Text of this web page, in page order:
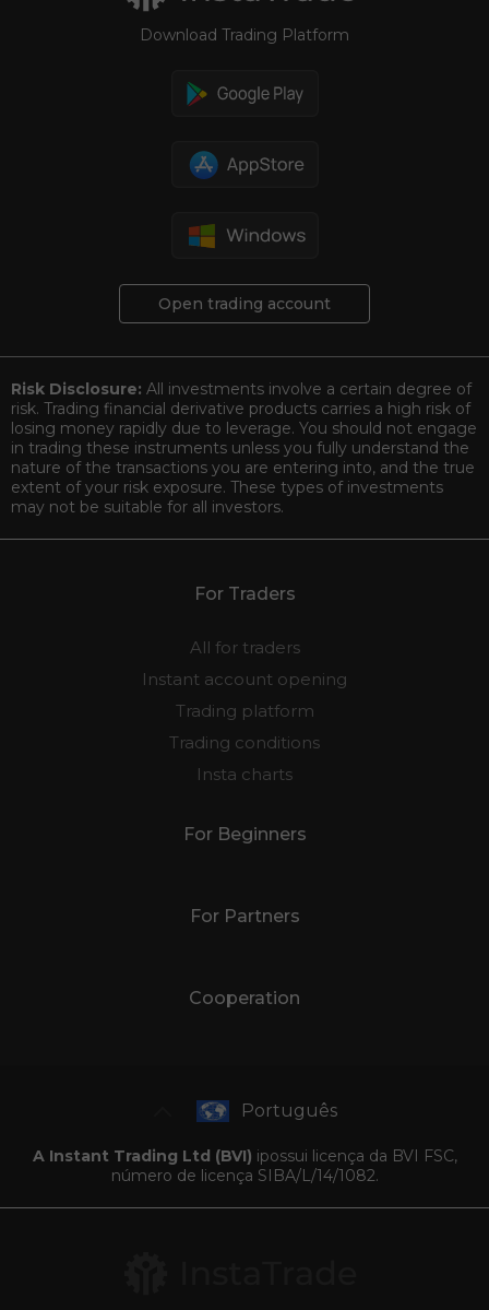
Download Trading Platform
Open trading account
Risk Disclosure: All investments involve a certain degree of
risk. Trading financial derivative products carries a high risk of
losing money rapidly due to leverage. You should not engage
in trading these instruments unless you fully understand the
nature of the transactions you are entering into, and the true
extent of your risk exposure. These types of investments
may not be suitable for all investors.
For Traders
All for traders
Instant account opening
Trading platform
Trading conditions
Insta charts
For Beginners
For Partners
Cooperation
Português
A Instant Trading Ltd (BVI) ipossui licença da BVI FSC,
número de licença SIBA/L/14/1082.